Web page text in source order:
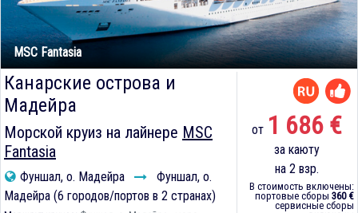
MSC Fantasia
Канарские острова и
Мадейра
Морской круиз на лайнере MSC
Fantasia
Фуншал, о. Мадейра
Фуншал, о.
Мадейра (6 городов/портов в 2 странах)
от 1 686 €
за каюту
на 2 взр.
В стоимость включены:
портовые сборы 360 €
сервисные сборы